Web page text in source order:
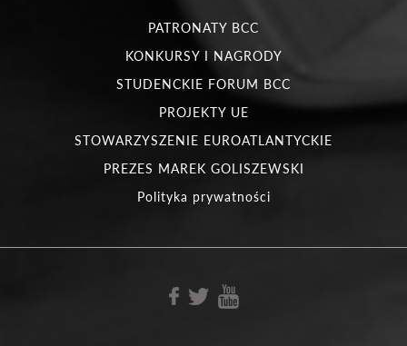
PATRONATY BCC
KONKURSY I NAGRODY
STUDENCKIE FORUM BCC
PROJEKTY UE
STOWARZYSZENIE EUROATLANTYCKIE
PREZES MAREK GOLISZEWSKI
Polityka prywatności